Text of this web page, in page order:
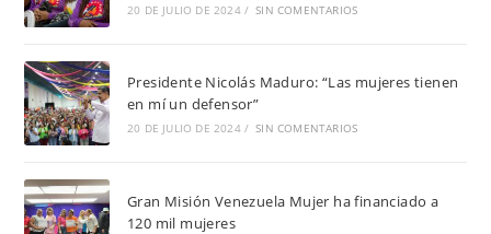
20 DE JULIO DE 2024 / SIN COMENTARIOS
Presidente Nicolás Maduro: “Las mujeres tienen
en mí un defensor”
20 DE JULIO DE 2024 / SIN COMENTARIOS
Gran Misión Venezuela Mujer ha financiado a
120 mil mujeres